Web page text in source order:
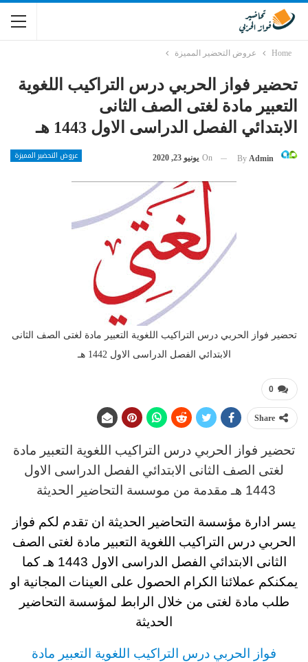
Home عروض التحضير المميزة
تحضير فواز الحربي درس التراكيب اللغوية
التعبير مادة لغتى الصف الثانى
الابتدائي الفصل الدراسى الاول 1443 هـ
عروض التحضير المميزة By Admin
On يونيو 23, 2020
تحضير فواز الحربي درس التراكيب اللغوية التعبير مادة لغتى الصف الثانى
الابتدائي الفصل الدراسى الاول 1442 هـ
0
Share
تحضير فواز الحربي درس التراكيب اللغوية التعبير مادة
لغتى
الصف الثانى الابتدائي الفصل الدراسى الاول
1443 هـ
مقدمة من موسسة التحاضير الحديثة
يسر ادارة مؤسسة التحاضير الحديثة ان تقدم لكم فواز
الحربي درس التراكيب اللغوية التعبير مادة لغتى
الصف
الثانى الابتدائي الفصل الدراسى الاول 1443 هـ
كما
يمكنكم عملائنا الكرام الحصول على العينات المجانية او
طلب مادة لغتى من خلال الرابط لمؤسسة التحاضير
الحديثة
فواز الحربي درس التراكيب اللغوية التعبير مادة